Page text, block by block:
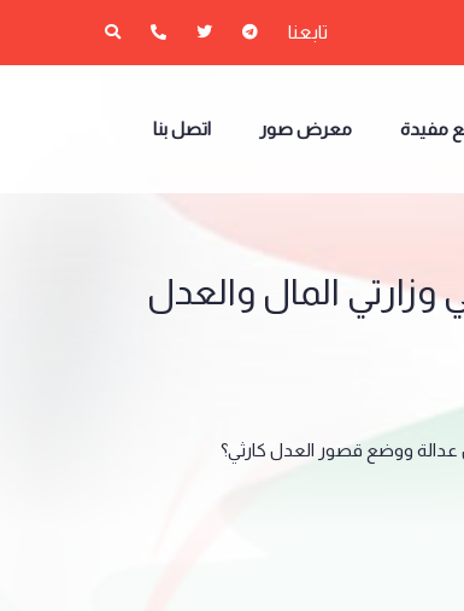
تابعنا
مفيدة معرض صور اتصل بنا
وزارتي المال والعدل
ووضع قصور العدل كارثي؟